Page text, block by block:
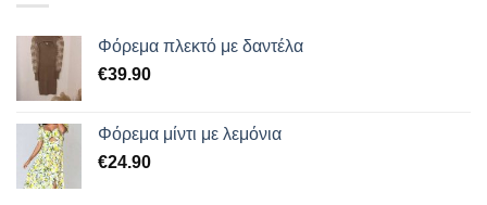
Φόρεμα πλεκτό με δαντέλα
€39.90
Φόρεμα μίντι με λεμόνια
€24.90